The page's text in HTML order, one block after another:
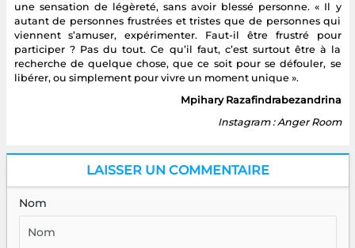
une sensation de légèreté, sans avoir blessé personne. « Il y
autant de personnes frustrées et tristes que de personnes qui
viennent s’amuser, expérimenter. Faut-il être frustré pour
participer ? Pas du tout. Ce qu’il faut, c’est surtout être à la
recherche de quelque chose, que ce soit pour se défouler, se
libérer, ou simplement pour vivre un moment unique ».
Mpihary Razafindrabezandrina
Instagram : Anger Room
LAISSER UN COMMENTAIRE
Nom